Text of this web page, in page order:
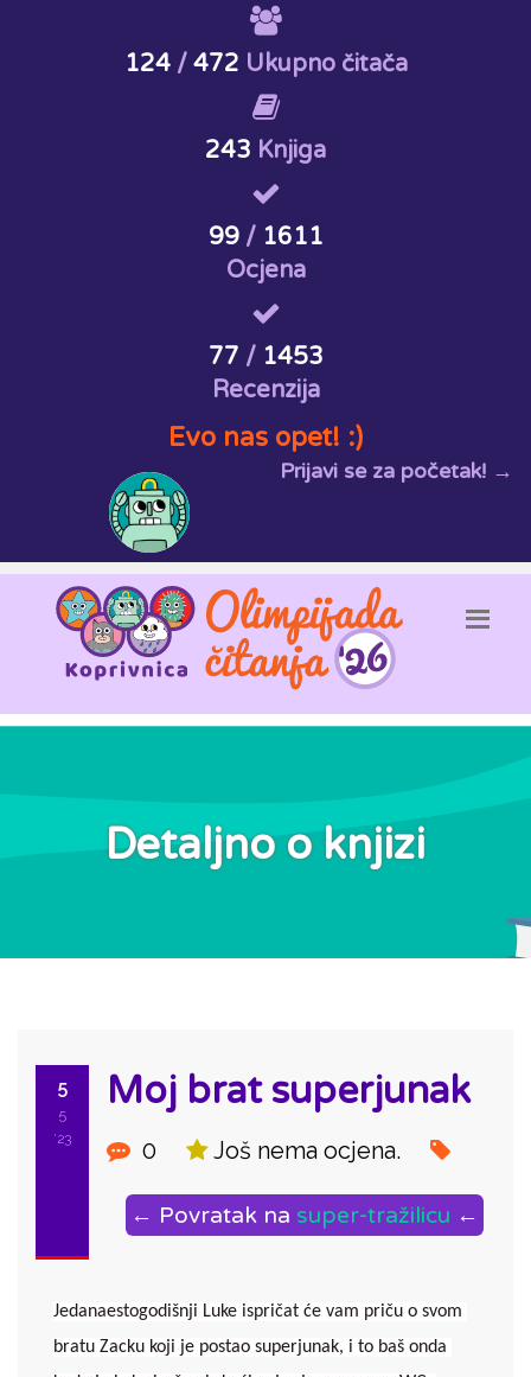
124/ 472 Ukupno čitača
243 Knjiga
99/ 1611
Ocjena
77 / 1453
Recenzija
Evo nas opet! :)
Prijavi se za početak! →
Detaljno o knjizi
5
5
'23
Moj brat superjunak
0 Još nema ocjena.
← Povratak na super-tražilicu ←
Jedanaestogodišnji Luke ispričat će vam priču o svom
bratu Zacku koji je postao superjunak, i to baš onda